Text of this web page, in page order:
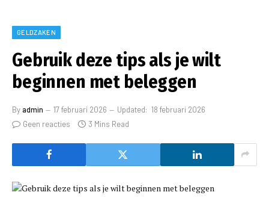
GELDZAKEN
Gebruik deze tips als je wilt
beginnen met beleggen
Byadmin 17 februari 2026 Updated: 18 februari 2026
Geen reacties
3 Mins Read